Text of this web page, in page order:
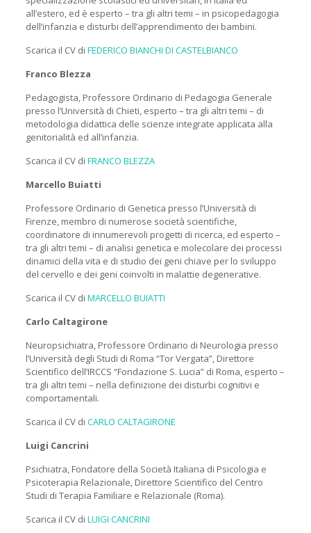
all’estero, ed è esperto – tra gli altri temi – in psicopedagogia
dell’infanzia e disturbi dell’apprendimento dei bambini.
Scarica il CV di FEDERICO BIANCHI DI CASTELBIANCO
Franco Blezza
Pedagogista, Professore Ordinario di Pedagogia Generale
presso l’Università di Chieti, esperto – tra gli altri temi – di
metodologia didattica delle scienze integrate applicata alla
genitorialità ed all’infanzia.
Scarica il CV di FRANCO BLEZZA
Marcello Buiatti
Professore Ordinario di Genetica presso l’Università di
Firenze, membro di numerose società scientifiche,
coordinatore di innumerevoli progetti di ricerca, ed esperto –
tra gli altri temi – di analisi genetica e molecolare dei processi
dinamici della vita e di studio dei geni chiave per lo sviluppo
del cervello e dei geni coinvolti in malattie degenerative.
Scarica il CV di MARCELLO BUIATTI
Carlo Caltagirone
Neuropsichiatra, Professore Ordinario di Neurologia presso
l’Università degli Studi di Roma “Tor Vergata”, Direttore
Scientifico dell’IRCCS “Fondazione S. Lucia” di Roma, esperto –
tra gli altri temi – nella definizione dei disturbi cognitivi e
comportamentali.
Scarica il CV di CARLO CALTAGIRONE
Luigi Cancrini
Psichiatra, Fondatore della Società Italiana di Psicologia e
Psicoterapia Relazionale, Direttore Scientifico del Centro
Studi di Terapia Familiare e Relazionale (Roma).
Scarica il CV di LUIGI CANCRINI